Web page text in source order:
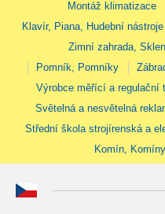
Montáž klimatizace
Klavír, Piana, Hudební nástroje
Zimní zahrada,
Pomník, Pomníky
Výrobce měřící a regulační
Světelná a nesvětelná
Střední škola strojírenská a
Komín, Komíny